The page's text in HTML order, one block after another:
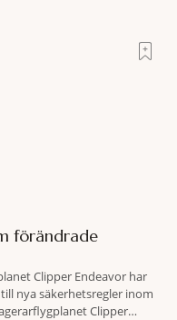
förändrade
Clipper Endeavor har
nya säkerhetsregler inom
Clipper